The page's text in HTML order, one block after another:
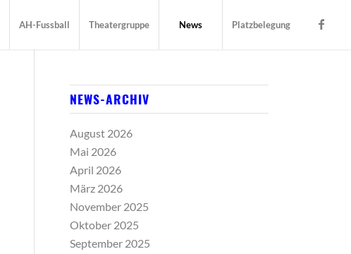
AH-Fussball Theatergruppe News Platzbelegung
NEWS-ARCHIV
August 2026
Mai 2026
April 2026
März 2026
November 2025
Oktober 2025
September 2025